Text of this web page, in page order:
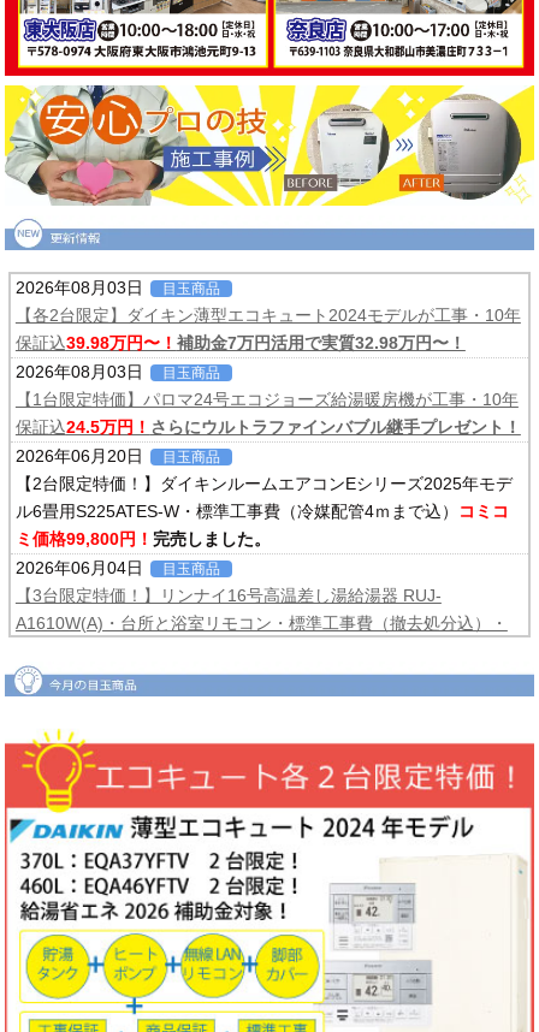
2026年08月03日 目玉商品
【各2台限定】ダイキン薄型エコキュート2024モデルが工事・10年
保証込39.98万円〜！ 補助金7万円活用で実質32.98万円〜！
2026年08月03日
目玉商品
【1台限定特価】パロマ24号エコジョーズ給湯暖房機が工事・10年
保証込24.5万円！ さらにウルトラファインバブル継手プレゼント！
2026年06月20日
目玉商品
【2台限定特価！】ダイキンルームエアコンEシリーズ2025年モデ
ル6畳用S225ATES-W・標準工事費（冷媒配管4ｍまで込）
コミコ
ミ価格99,800円！ 完売しました。
2026年06月04日
目玉商品
【3台限定特価！】リンナイ16号高温差し湯給湯器 RUJ-
A1610W(A)・台所と浴室リモコン・標準工事費（撤去処分込）・
2026年06月04日
デル6畳用S225ATCS-W・標準工事費（冷媒配管4ｍまで込）商品5
年保証付きコミコミ価格128,000円！
2026年06月02日
キャンペーン
ノーリツでおトクに買替え！ノーリツ対象製品の購入・設置・アプ
リ接続で
現金最大35,000円
がもれなくもらえるキャッシュバックキ
ャンペーン2026第2弾。キャンペーン期間：2026年6月1日～12月
18日まで
2026年06月02日
目玉商品
【1台限定特価！】三菱ルームエアコン霧ヶ峰GVシリーズ10畳用
MSZ-GV2823-W・標準工事費（冷媒配管4ｍまで込）コミコミ価格
99,800円！完売しました